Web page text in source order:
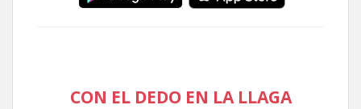
CON EL DEDO EN LA LLAGA